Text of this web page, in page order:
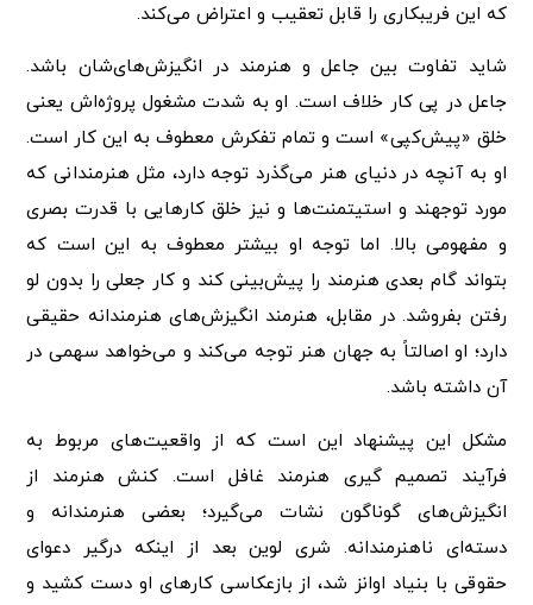
که این فریبکاری را قابل تعقیب و اعتراض می‌کند.
شاید تفاوت بین جاعل و هنرمند در انگیزش‌های‌شان باشد.
جاعل در پی کار خلاف است. او به شدت مشغول پروژه‌اش یعنی
خلق «پیش‌کپی» است و تمام تفکرش معطوف به این کار است.
او به آنچه در دنیای هنر می‌گذرد توجه دارد، مثل هنرمندانی که
مورد توجهند و استیتمنت‌ها و نیز خلق کارهایی با قدرت بصری
و مفهومی بالا. اما توجه او بیشتر معطوف به این است که
بتواند گام بعدی هنرمند را پیش‌بینی کند و کار جعلی را بدون لو
رفتن بفروشد. در مقابل، هنرمند انگیزش‌های هنرمندانه حقیقی
دارد؛ او اصالتاً به جهان هنر توجه می‌کند و می‌خواهد سهمی در
آن داشته باشد.
مشکل این پیشنهاد این است که از واقعیت‌های مربوط به
فرآیند تصمیم گیری هنرمند غافل است. کنش هنرمند از
انگیزش‌های گوناگون نشات می‌گیرد؛ بعضی هنرمندانه و
دسته‌ای ناهنرمندانه. شری لوین بعد از اینکه درگیر دعوای
حقوقی با بنیاد اوانز شد، از بازعکاسی کارهای او دست کشید و